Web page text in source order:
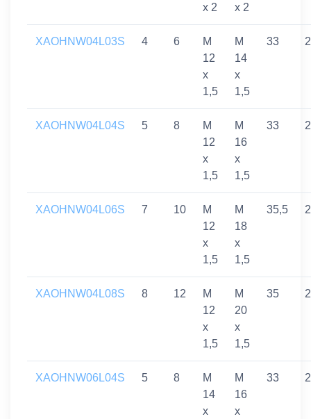
x 2
x 2
XAOHNW04L03S 4 6
M
12
x
1,5
M
14
x
1,5
33
XAOHNW04L04S 5 8
M
12
x
1,5
M
16
x
1,5
33
XAOHNW04L06S 7 10
M
12
x
1,5
M
18
x
1,5
35,5
XAOHNW04L08S 8 12
M
12
x
1,5
M
20
x
1,5
35
XAOHNW06L04S 5 8
M
14
x
M
16
x
33